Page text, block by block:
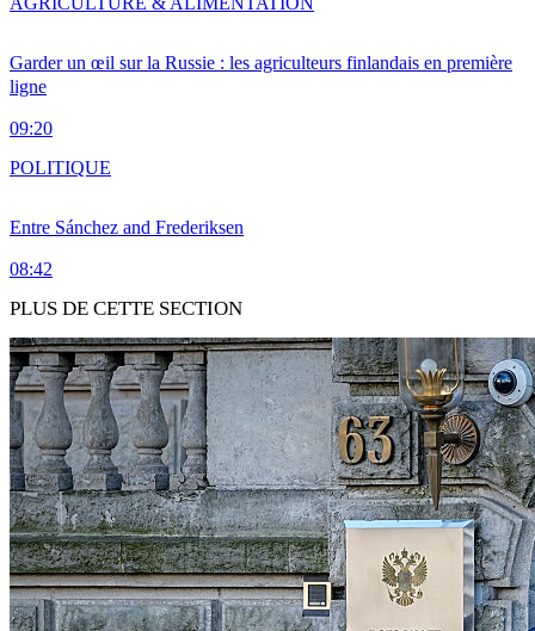
Garder un œil sur la Russie : les agriculteurs finlandais en première
ligne
09:20
Entre Sánchez and Frederiksen
08:42
POLITIQUE
PLUS DE CETTE SECTION